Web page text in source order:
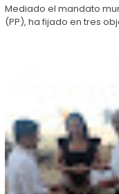
Mediado el mandato
(PP), ha fijado en tres